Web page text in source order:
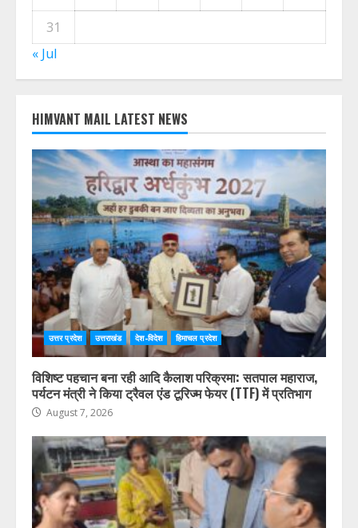
31
« Jul
HIMVANT MAIL LATEST NEWS
उत्तर प्रदेश उत्तराखंड देश-विदेश हिमाचल प्रदेश
विशिष्ट पहचान बना रही आदि कैलाश परिक्रमा: सतपाल महाराज,
पर्यटन मंत्री ने किया ट्रैवल एंड टूरिज्म फेयर (TTF) में प्रतिभाग
August 7, 2026